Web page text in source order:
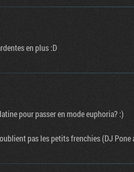
en plus :D
pour passer en mode euphoria? :)
pas les petits frenchies (DJ Pone